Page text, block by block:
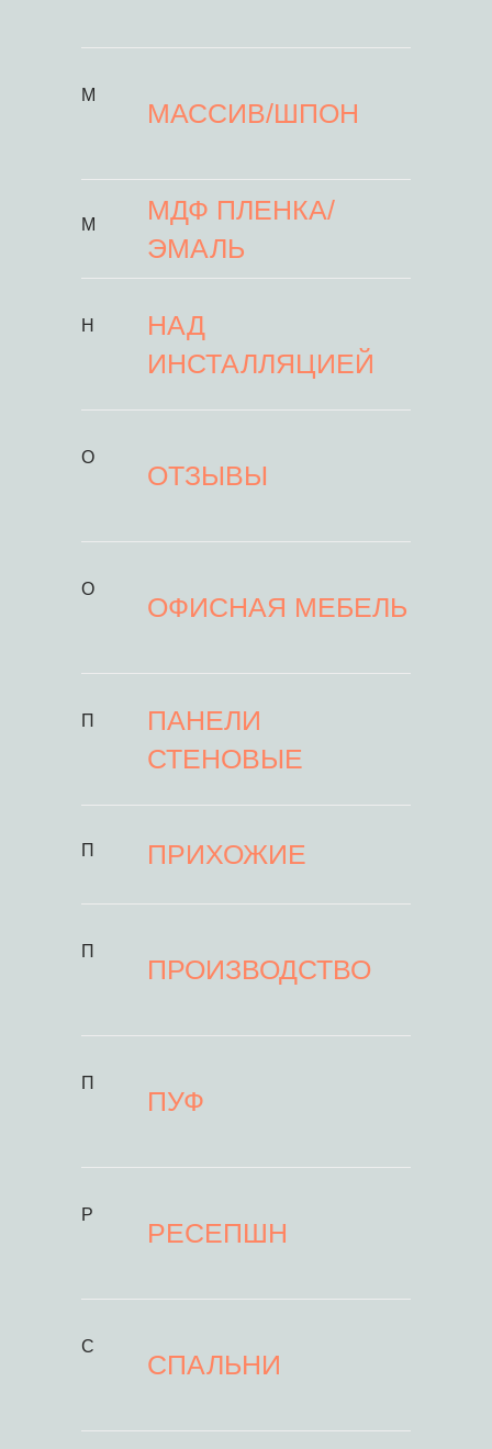
М
МАССИВ/ШПОН
М
МДФ ПЛЕНКА/
ЭМАЛЬ
Н
НАД
ИНСТАЛЛЯЦИЕЙ
О
ОТЗЫВЫ
О
ОФИСНАЯ МЕБЕЛЬ
П
ПАНЕЛИ
СТЕНОВЫЕ
П ПРИХОЖИЕ
П
ПРОИЗВОДСТВО
П
ПУФ
Р
РЕСЕПШН
С
СПАЛЬНИ